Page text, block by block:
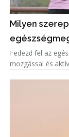
Milyen
Fedezd fel az
mozgással és